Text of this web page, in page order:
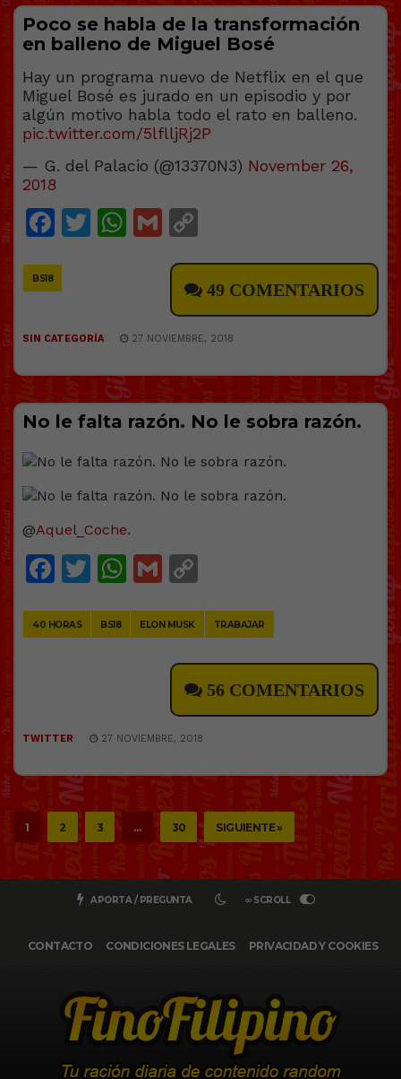
Poco se habla de la transformación
en balleno de Miguel Bosé
Hay un programa nuevo de Netflix en el que
Miguel Bosé es jurado en un episodio y por
algún motivo habla todo el rato en balleno.
pic.twitter.com/5lflljRj2P
— G. del Palacio (@13370N3) November 26,
2018
Facebook
Twitter
WhatsApp
Gmail
BS18
49 COMENTARIOS
SIN CATEGORÍA 27 NOVIEMBRE, 2018
No le falta razón. No le sobra razón.
@Aquel_Coche.
Facebook
Twitter
WhatsApp
Gmail
40 HORAS BS18 ELON MUSK TRABAJAR
56 COMENTARIOS
TWITTER 27 NOVIEMBRE, 2018
1 2 3 … 30 SIGUIENTE »
APORTA / PREGUNTA ∞ SCROLL
CONTACTO CONDICIONES LEGALES PRIVACIDAD Y COOKIES